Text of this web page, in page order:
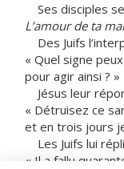
Ses disciples
L’amour de ta
Des Juifs
« Quel signe
pour agir ainsi ? »
Jésus leur
« Détruisez ce
et en trois jours
Les Juifs lui
« Il a fallu